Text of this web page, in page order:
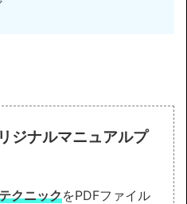
ナルマニュアルプ
クニックをPDFファイル